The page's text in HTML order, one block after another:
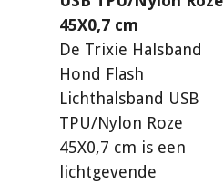
45X0,7 cm
De Trixie Halsband
Hond Flash
Lichthalsband USB
TPU/Nylon Roze
45X0,7 cm is een
lichtgevende